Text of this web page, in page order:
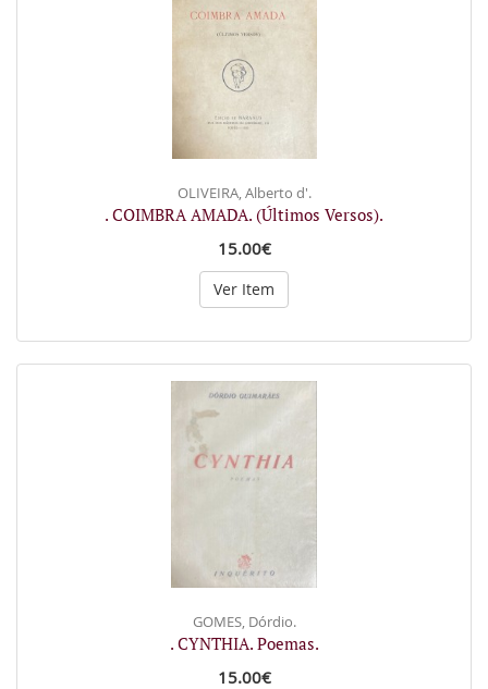
OLIVEIRA, Alberto d'.
. COIMBRA AMADA. (Últimos Versos).
15.00€
Ver Item
GOMES, Dórdio.
. CYNTHIA. Poemas.
15.00€